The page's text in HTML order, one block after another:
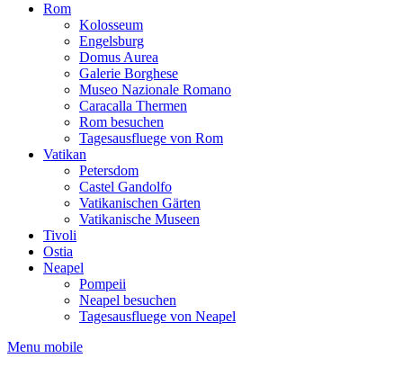
Rom
Kolosseum
Engelsburg
Domus Aurea
Galerie Borghese
Museo Nazionale Romano
Caracalla Thermen
Rom besuchen
Tagesausfluege von Rom
Vatikan
Petersdom
Castel Gandolfo
Vatikanischen Gärten
Vatikanische Museen
Tivoli
Ostia
Neapel
Pompeii
Neapel besuchen
Tagesausfluege von Neapel
Menu mobile